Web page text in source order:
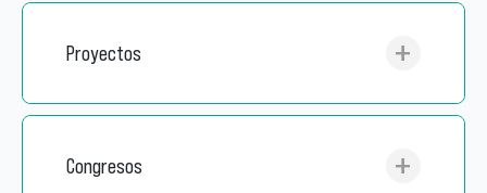
Proyectos
Congresos